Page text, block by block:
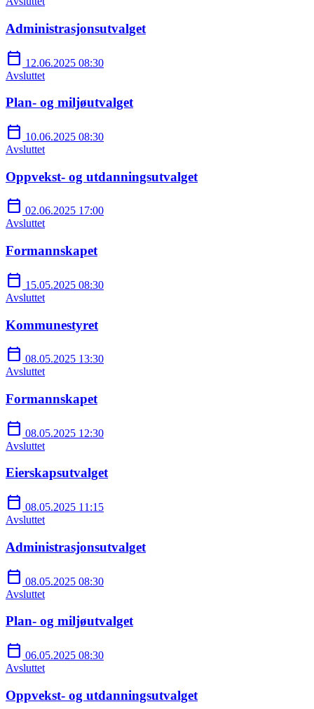
Administrasjonsutvalget
calendar_today 12.06.2025 08:30
Avsluttet
Plan- og miljøutvalget
calendar_today 10.06.2025 08:30
Avsluttet
Oppvekst- og utdanningsutvalget
calendar_today 02.06.2025 17:00
Avsluttet
Formannskapet
calendar_today 15.05.2025 08:30
Avsluttet
Kommunestyret
calendar_today 08.05.2025 13:30
Avsluttet
Formannskapet
calendar_today 08.05.2025 12:30
Avsluttet
Eierskapsutvalget
calendar_today 08.05.2025 11:15
Avsluttet
Administrasjonsutvalget
calendar_today 08.05.2025 08:30
Avsluttet
Plan- og miljøutvalget
calendar_today 06.05.2025 08:30
Avsluttet
Oppvekst- og utdanningsutvalget